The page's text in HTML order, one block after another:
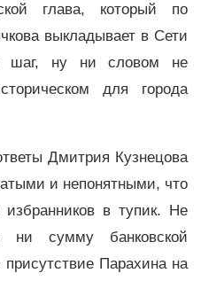
глава, который по
выкладывает в Сети
шаг, ну ни словом не
для города
Дмитрия Кузнецова
и непонятными, что
в тупик. Не
ни сумму банковской
присутствие Парахина на